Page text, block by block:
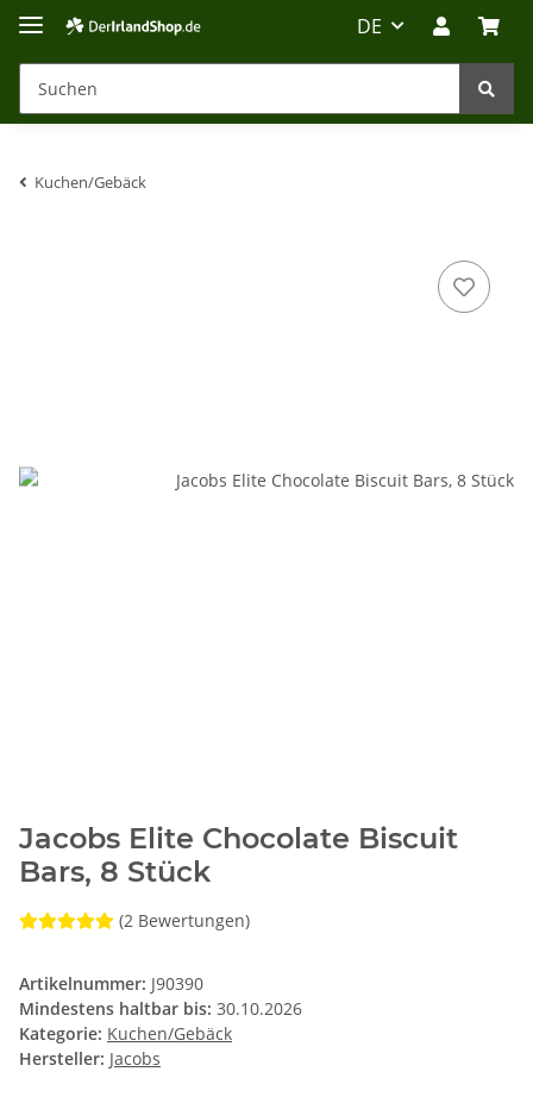
DE
Kuchen/Gebäck
Jacobs Elite Chocolate Biscuit
Bars, 8 Stück
(2 Bewertungen)
Artikelnummer: J90390
Mindestens haltbar bis: 30.10.2026
Kategorie: Kuchen/Gebäck
Hersteller: Jacobs